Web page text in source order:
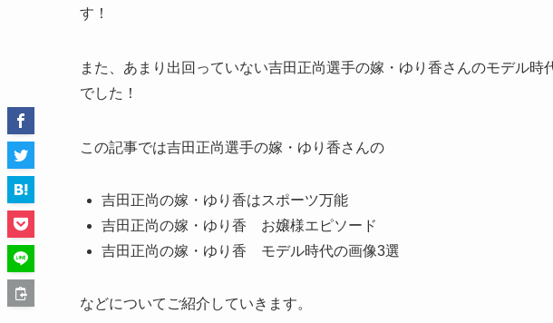
す！
また、あまり出回っていない吉田正尚選手の嫁・ゆり香さんのモデル
でした！
この記事では吉田正尚選手の嫁・ゆり香さんの
吉田正尚の嫁・ゆり香はスポーツ万能
吉田正尚の嫁・ゆり香 お嬢様エピソード
吉田正尚の嫁・ゆり香 モデル時代の画像3選
などについてご紹介していきます。